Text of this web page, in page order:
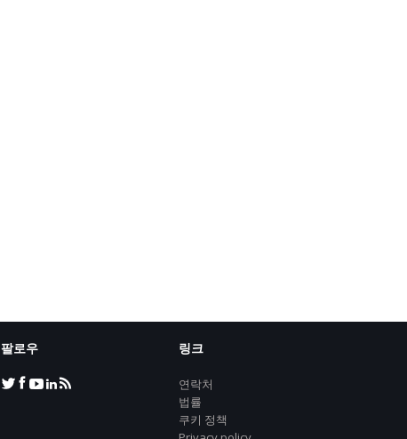
팔로우 링크
연락처
법률
쿠키 정책